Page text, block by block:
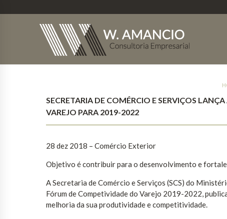
SECRETARIA DE COMÉRCIO E SERVIÇOS
VAREJO PARA 2019-2022
28 dez 2018 – Comércio Exterior
Objetivo é contribuir para o desenvolvimento e
A Secretaria de Comércio e Serviços (SCS) do
Fórum de Competividade do Varejo 2019-2022,
melhoria da sua produtividade e competitividade.